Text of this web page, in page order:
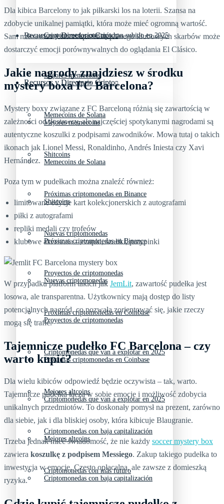
Recursos y Directorio Cripto
Mejores memecoins
Memecoins de Solana
Shitcoins
Próximas criptomonedas en Binance
Nuevas criptomonedas
Proyectos de criptomonedas
Próximas criptomonedas en Coinbase
Criptomonedas que van a explotar en 2025
Mejores altcoins
Criptomonedas con baja capitalización
Criptomonedas con más futuro
Criptomonedas que más han subido en 2025
Recursos y Directorio Cripto
Mejores memecoins
Memecoins de Solana
Shitcoins
Próximas criptomonedas en Binance
Nuevas criptomonedas
Proyectos de criptomonedas
Próximas criptomonedas en Coinbase
Criptomonedas que van a explotar en 2025
Mejores altcoins
Criptomonedas con baja capitalización
Dla kibica Barcelony to jak piłkarski los na loterii. Szansa na
zdobycie unikalnej pamiątki, która może mieć ogromną wartość.
Sam moment otwierania pudełka pełnego klubowych skarbów może
dostarczyć emocji porównywalnych do oglądania El Clásico.
Jakie nagrody znajdziesz w środku
mystery boxa FC Barcelona?
Mystery boxy związane z FC Barceloną różnią się zawartością w
zależności od dostawcy, ale najczęściej spotykanymi nagrodami są
autentyczne koszulki z podpisami zawodników. Mowa tutaj o takich
ikonach jak Lionel Messi, Ronaldinho, Andrés Iniesta czy Xavi
Hernández.
Poza tym w pudełkach można znaleźć również:
limitowane edycje kart kolekcjonerskich z autografami
piłki z autografami
repliki medali czy trofeów
klubowe akcesoria – czapki, szaliki, przypinki
W przypadku platform takich jak JemLit, zawartość pudełka jest
losowa, ale transparentna. Użytkownicy mają dostęp do listy
potencjalnych nagród, co pozwala zorientować się, jakie rzeczy
mogą się trafić.
Tajemnicze pudełko FC Barcelona – czy
warto kupić?
Dla wielu kibiców odpowiedź będzie oczywista – tak, warto.
Tajemnicze pudełka łączą w sobie emocje i możliwość zdobycia
unikalnych przedmiotów. To doskonały pomysł na prezent, zarówno
dla siebie, jak i dla bliskiej osoby, która kibicuje Blaugranie.
Trzeba jednak mieć świadomość, że nie każdy soccer mystery box
zawiera koszulkę z podpisem Messiego. Zakup takiego pudełka to
inwestycja w emocje. Często opłacalna, ale zawsze z domieszką
ryzyka.